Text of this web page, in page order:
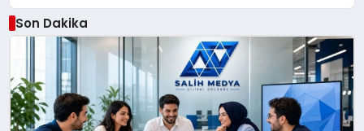
Son Dakika